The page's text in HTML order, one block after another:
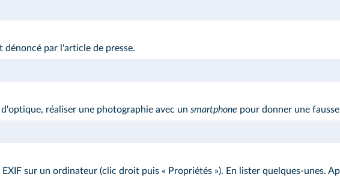
dénoncé par l'article de presse.
réaliser une photographie avec un smartphone pour donner une
EXIF sur un ordinateur (clic droit puis « Propriétés »). En lister quelques‑unes.